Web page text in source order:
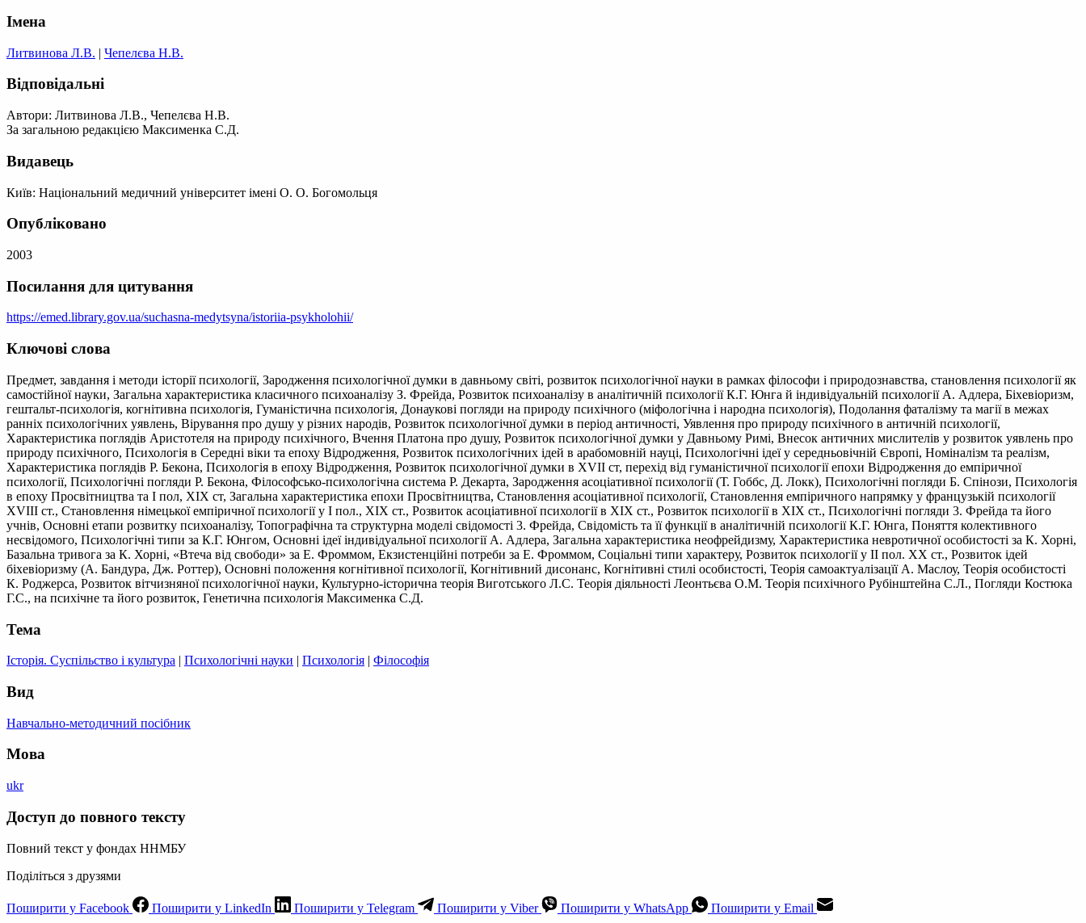
Імена
Литвинова Л.В. | Чепелєва Н.В.
Відповідальні
Автори: Литвинова Л.В., Чепелєва Н.В.
За загальною редакцією Максименка С.Д.
Видавець
Київ: Національний медичний університет імені О. О. Богомольця
Опубліковано
2003
Посилання для цитування
https://emed.library.gov.ua/suchasna-medytsyna/istoriia-psykholohii/
Ключові слова
Предмет, завдання і методи історії психології, Зародження психологічної думки в давньому світі, розвиток психологічної науки в рамках філософи і природознавства, становлення психології як
самостійної науки, Загальна характеристика класичного психоаналізу З. Фрейда, Розвиток психоаналізу в аналітичній психології К.Г. Юнга й індивідуальній психології А. Адлера, Біхевіоризм,
гештальт-психологія, когнітивна психологія, Гуманістична психологія, Донаукові погляди на природу психічного (міфологічна і народна психологія), Подолання фаталізму та магії в межах
ранніх психологічних уявлень, Вірування про душу у різних народів, Розвиток психологічної думки в період античності, Уявлення про природу психічного в античній психології,
Характеристика поглядів Аристотеля на природу психічного, Вчення Платона про душу, Розвиток психологічної думки у Давньому Римі, Внесок античних мислителів у розвиток уявлень про
природу психічного, Психологія в Середні віки та епоху Відродження, Розвиток психологічних ідей в арабомовній науці, Психологічні ідеї у середньовічній Європі, Номіналізм та реалізм,
Характеристика поглядів Р. Бекона, Психологія в епоху Відродження, Розвиток психологічної думки в XVII ст, перехід від гуманістичної психології епохи Відродження до емпіричної
психології, Психологічні погляди Р. Бекона, Філософсько-психологічна система Р. Декарта, Зародження асоціативної психології (Т. Гоббс, Д. Локк), Психологічні погляди Б. Спінози, Психологія
в епоху Просвітництва та І пол, ХIХ ст, Загальна характеристика епохи Просвітництва, Становлення асоціативної психології, Становлення емпіричного напрямку у французькій психології
XVIII ст., Становлення німецької емпіричної психології у І пол., XIX ст., Розвиток асоціативної психології в XIX ст., Розвиток психології в XIX ст., Психологічні погляди 3. Фрейда та його
учнів, Основні етапи розвитку психоаналізу, Топографічна та структурна моделі свідомості 3. Фрейда, Свідомість та її функції в аналітичній психології К.Г. Юнга, Поняття колективного
несвідомого, Психологічні типи за К.Г. Юнгом, Основні ідеї індивідуальної психології А. Адлера, Загальна характеристика неофрейдизму, Характеристика невротичної особистості за К. Хорні,
Базальна тривога за К. Хорні, «Втеча від свободи» за Е. Фроммом, Екзистенційні потреби за Е. Фроммом, Соціальні типи характеру, Розвиток психології у II пол. XX ст., Розвиток ідей
біхевіоризму (А. Бандура, Дж. Роттер), Основні положення когнітивної психології, Когнітивний дисонанс, Когнітивні стилі особистості, Теорія самоактуалізацїї А. Маслоу, Теорія особистості
К. Роджерса, Розвиток вітчизняної психологічної науки, Культурно-історична теорія Виготського Л.С. Теорія діяльності Леонтьєва О.М. Теорія психічного Рубінштейна С.Л., Погляди Костюка
Г.С., на психічне та його розвиток, Генетична психологія Максименка С.Д.
Тема
Історія. Суспільство і культура | Психологічні науки | Психологія | Філософія
Вид
Навчально-методичний посібник
Мова
ukr
Доступ до повного тексту
Повний текст у фондах ННМБУ
Поділіться з друзями
Поширити у Facebook Поширити у LinkedIn Поширити у Telegram Поширити у Viber Поширити у WhatsApp Поширити у Email